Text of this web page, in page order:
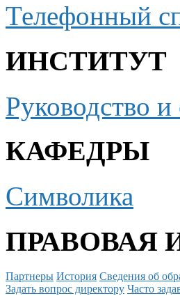
Телефонный
ИНСТИТУТ
Руководство и
КАФЕДРЫ
Символика
ПРАВОВАЯ
Партнеры История Сведения об
Задать вопрос директору Часто